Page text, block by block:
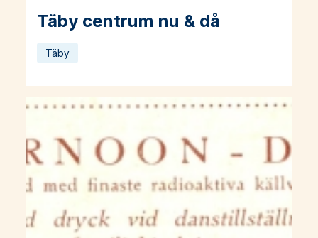
Täby centrum nu & då
Läs mer om Täby centrum nu & då
Täby